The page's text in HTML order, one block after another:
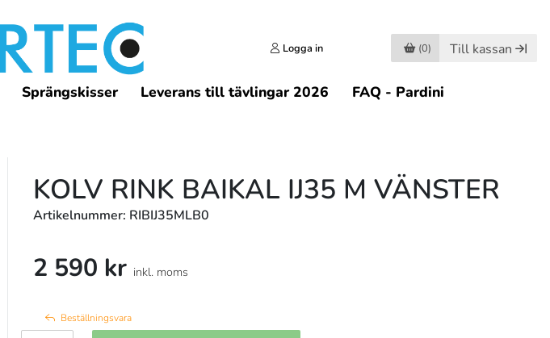
Logga in (0) Till kassan
Sprängskisser Leverans till tävlingar 2026 FAQ - Pardini
KOLV RINK BAIKAL IJ35 M VÄNSTER
Artikelnummer: RIBIJ35MLB0
2 590 kr inkl. moms
Beställningsvara